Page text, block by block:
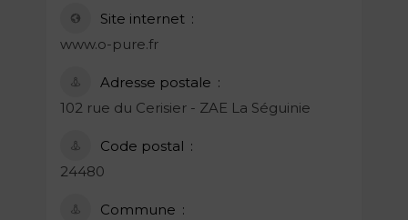
Site internet
www.o-pure.fr
Adresse postale
102 rue du Cerisier - ZAE La Séguinie
Code postal
24480
Commune